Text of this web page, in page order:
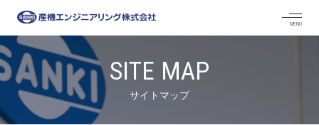
SITE MAP
サイトマップ